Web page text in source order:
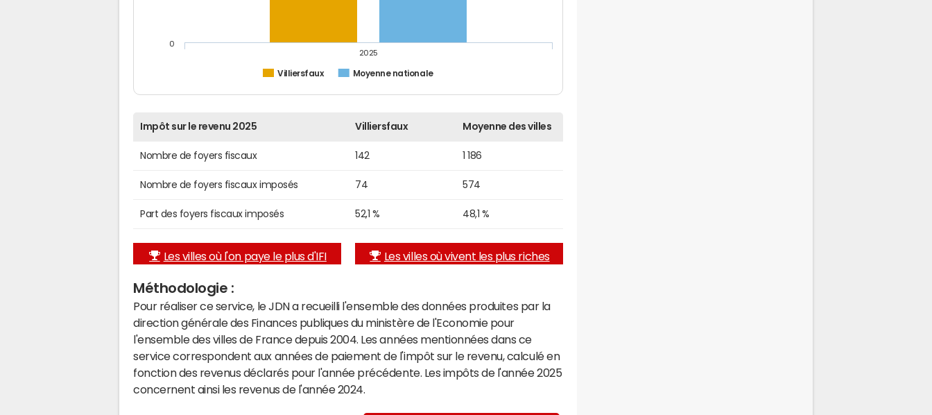
Villiersfaux Moyenne nationale
2025
0
Impôt sur le revenu 2025 Villiersfaux Moyenne des villes
Nombre de foyers fiscaux 142 1 186
Nombre de foyers fiscaux imposés 74 574
Part des foyers fiscaux imposés 52,1 % 48,1 %
Les villes où l'on paye le plus d'IFI Les villes où vivent les plus riches
Méthodologie :
Pour réaliser ce service, le JDN a recueilli l'ensemble des données produites par la
direction générale des Finances publiques du ministère de l'Economie pour
l'ensemble des villes de France depuis 2004. Les années mentionnées dans ce
service correspondent aux années de paiement de l'impôt sur le revenu, calculé en
fonction des revenus déclarés pour l'année précédente. Les impôts de l'année 2025
concernent ainsi les revenus de l'année 2024.